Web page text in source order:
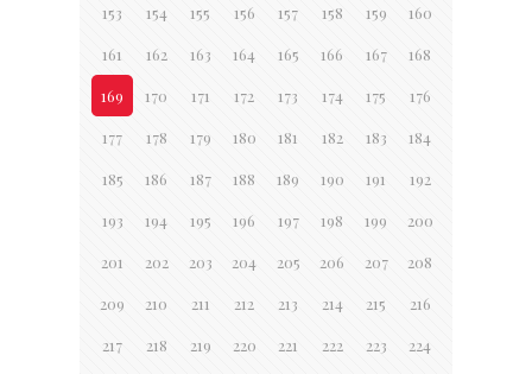
153 154 155 156 157 158 159 160
161 162 163 164 165 166 167 168
169 170 171 172 173 174 175 176
177 178 179 180 181 182 183 184
185 186 187 188 189 190 191 192
193 194 195 196 197 198 199 200
201 202 203 204 205 206 207 208
209 210 211 212 213 214 215 216
217 218 219 220 221 222 223 224